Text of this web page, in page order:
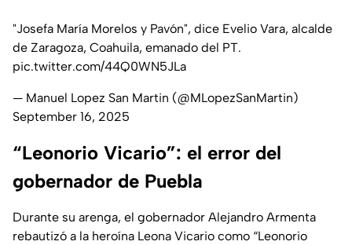
"Josefa María Morelos y Pavón", dice Evelio Vara, alcalde
de Zaragoza, Coahuila, emanado del PT.
pic.twitter.com/44Q0WN5JLa
— Manuel Lopez San Martin (@MLopezSanMartin)
September 16, 2025
“Leonorio Vicario”: el error del
gobernador de Puebla
Durante su arenga, el gobernador Alejandro Armenta
rebautizó a la heroína Leona Vicario como “Leonorio